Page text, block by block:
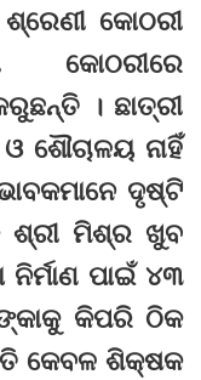
କୋଠରୀ
। ଛାତ୍ରୀ
ଶୌଚାଳୟ ନାହିଁ
ଦୃଷ୍ଟି
ଶ୍ରୀ ମିଶ୍ର ଖୁବ
ପାଇଁ ୪୩
କିପରି ଠିକ
କେବଳ ଶିକ୍ଷକ